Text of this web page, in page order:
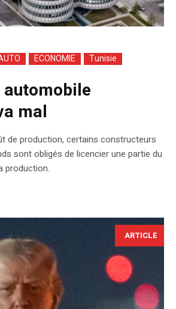
ECONOMIE Tunisie
mal
de production, certains constructeurs
sont obligés de licencier une partie du
production.
ARTICLE